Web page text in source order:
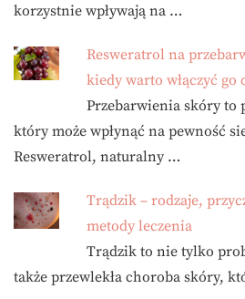
korzystnie wpływają na …
Resweratrol na
kiedy warto włączyć
Przebarwienia skóry to
który może wpłynąć na pewność
Resweratrol, naturalny …
Trądzik – rodzaje,
metody leczenia
Trądzik to nie tylko
także przewlekła choroba skóry,